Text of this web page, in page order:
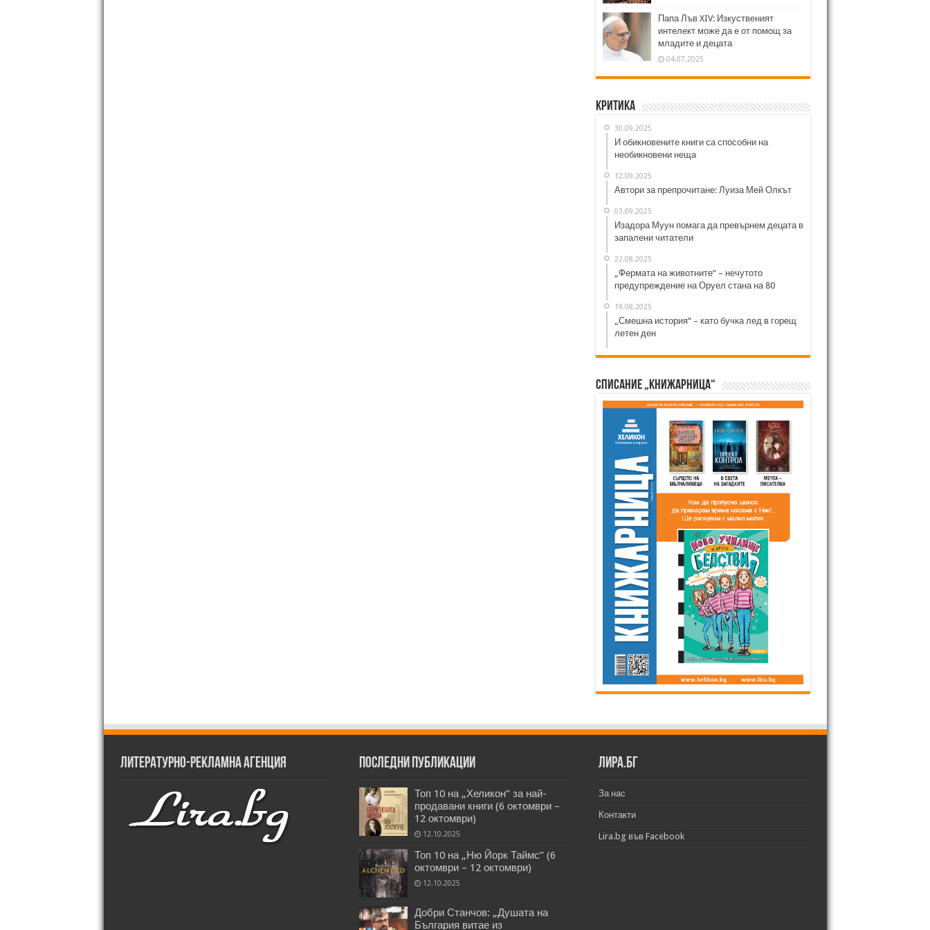
Папа Лъв XIV: Изкуственият
интелект може да е от помощ за
младите и децата
04.07.2025
Критика
30.09.2025
И обикновените книги са способни на
необикновени неща
12.09.2025
Автори за препрочитане: Луиза Мей Олкът
03.09.2025
Изадора Муун помага да превърнем децата в
запалени читатели
22.08.2025
„Фермата на животните“ – нечутото
предупреждение на Оруел стана на 80
19.08.2025
„Смешна история“ – като бучка лед в горещ
летен ден
Списание „Книжарница“
Литературно-рекламна агенция Последни публикации
Топ 10 на „Хеликон” за най-
продавани книги (6 октомври –
12 октомври)
12.10.2025
Топ 10 на „Ню Йорк Таймс” (6
октомври – 12 октомври)
12.10.2025
Добри Станчов: „Душата на
България витае из
Лира.бг
За нас
Контакти
Lira.bg във Facebook